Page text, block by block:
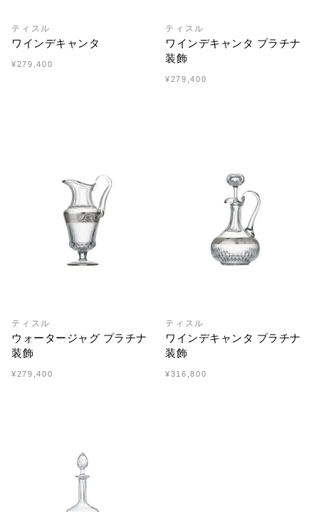
ティスル
ワインデキャンタ
¥279,400
ティスル
ワインデキャンタ プラチナ
装飾
¥279,400
ティスル
ウォータージャグ プラチナ
装飾
¥279,400
ティスル
ワインデキャンタ プラチナ
装飾
¥316,800